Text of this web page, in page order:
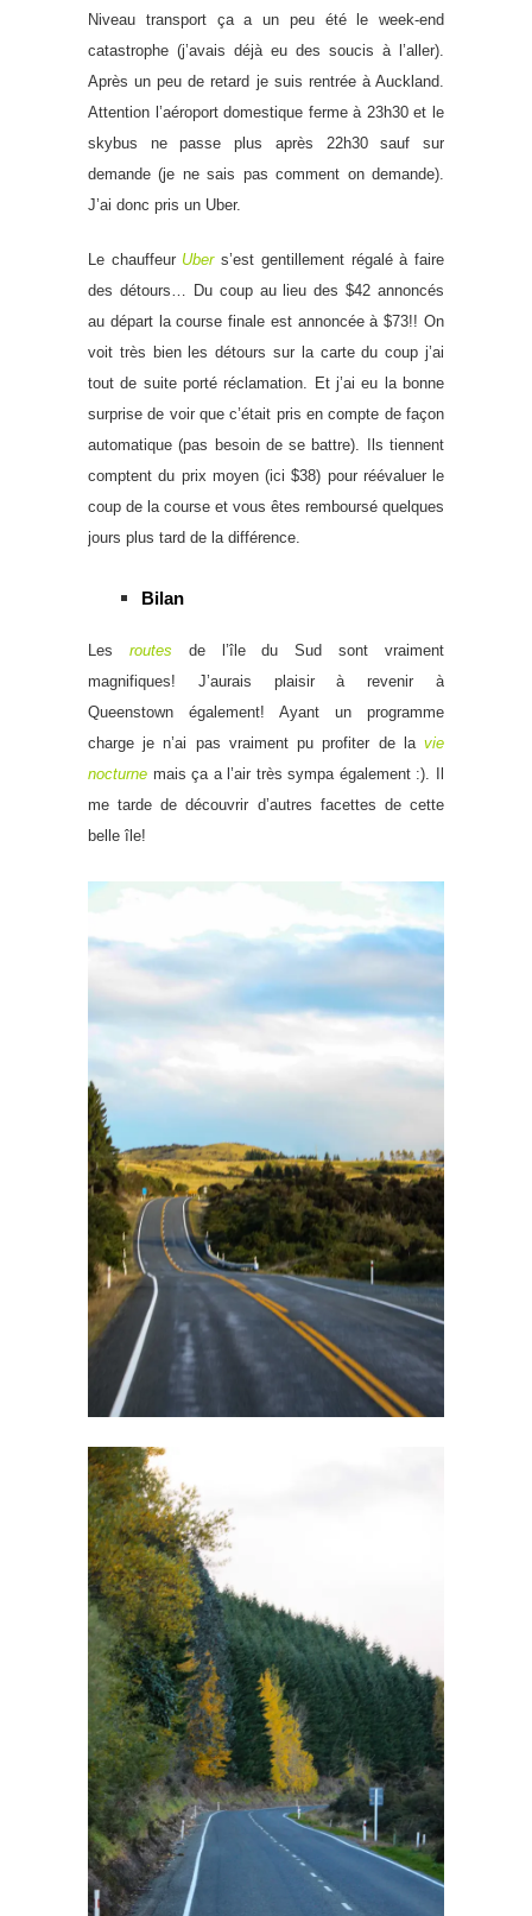
Niveau transport ça a un peu été le week-end
catastrophe (j’avais déjà eu des soucis à l’aller).
Après un peu de retard je suis rentrée à Auckland.
Attention l’aéroport domestique ferme à 23h30 et le
skybus ne passe plus après 22h30 sauf sur
demande (je ne sais pas comment on demande).
J’ai donc pris un Uber.
Le chauffeur Uber s’est gentillement régalé à faire
des détours… Du coup au lieu des $42 annoncés
au départ la course finale est annoncée à $73!! On
voit très bien les détours sur la carte du coup j’ai
tout de suite porté réclamation. Et j’ai eu la bonne
surprise de voir que c’était pris en compte de façon
automatique (pas besoin de se battre). Ils tiennent
comptent du prix moyen (ici $38) pour réévaluer le
coup de la course et vous êtes remboursé quelques
jours plus tard de la différence.
Bilan
Les routes
de l’île du Sud sont vraiment
magnifiques! J’aurais plaisir à revenir à
Queenstown également! Ayant un programme
charge je n’ai pas vraiment pu profiter de lavie
nocturne mais ça a l’air très sympa également :). Il
me tarde de découvrir d’autres facettes de cette
belle île!